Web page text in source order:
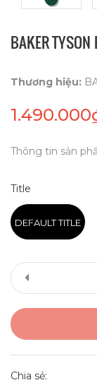
BAKER
Thương hiệu:
Thông tin sản
Title
DEFAULT TITLE
Chia sẻ: